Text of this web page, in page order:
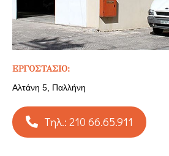
ΕΡΓΟΣΤΑΣΙΟ:
Αλτάνη 5, Παλλήνη
Τηλ.: 210 66.65.911